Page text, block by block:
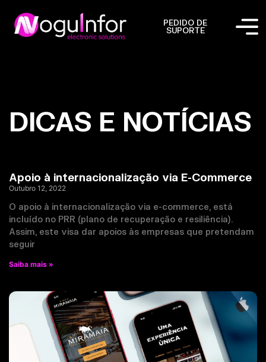
PEDIDO DE
SUPORTE
DICAS E NOTÍCIAS
Apoio à internacionalização via E-Commerce
Outubro 12, 2022
O apoio à internacionalização via e-commerce, está
incluído no PRR (plano de recuperação e resiliência).
Assim, este visa dar apoios às empresas que pretendam
seguir
Saiba mais »